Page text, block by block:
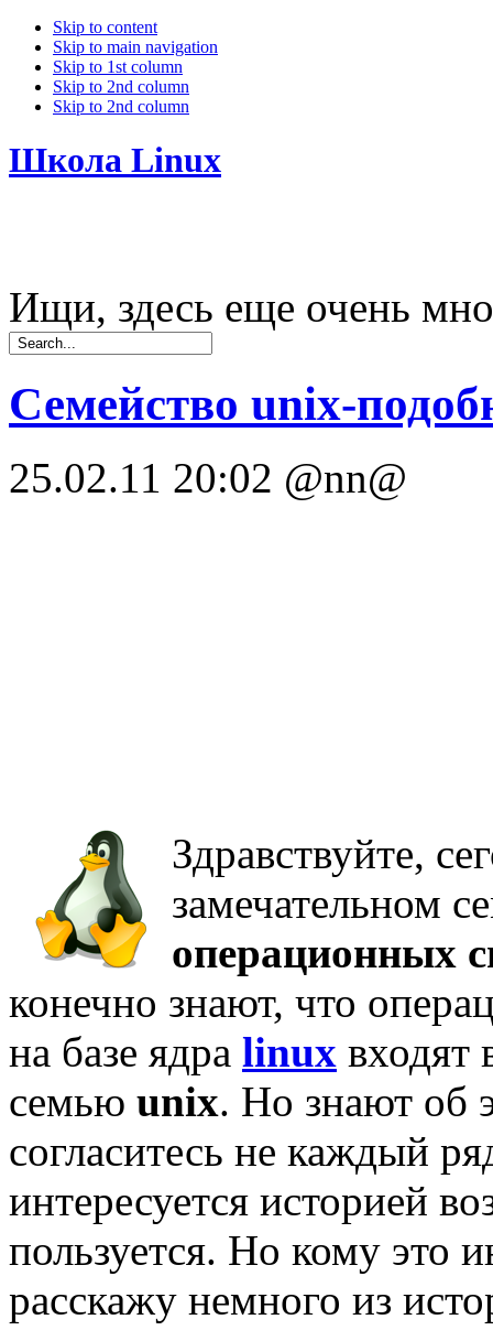
Skip to content
Skip to main navigation
Skip to 1st column
Skip to 2nd column
Skip to 2nd column
Школа Linux
Ищи, здесь еще очень
Семейство unix-
25.02.11 20:02 @nn@
Здравствуйте,
замечательном
операционных
конечно знают, что
на базе ядра linux входят
семью unix. Но знают об
согласитесь не каждый
интересуется историей
пользуется. Но кому это
расскажу немного из